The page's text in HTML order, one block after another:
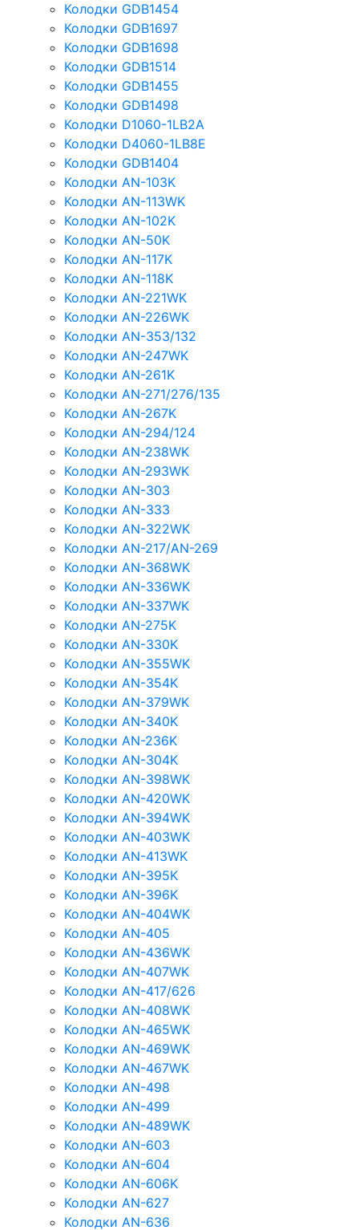
Колодки GDB1454
Колодки GDB1697
Колодки GDB1698
Колодки GDB1514
Колодки GDB1455
Колодки GDB1498
Колодки D1060-1LB2A
Колодки D4060-1LB8E
Колодки GDB1404
Колодки AN-103K
Колодки AN-113WK
Колодки AN-102K
Колодки AN-50K
Колодки AN-117K
Колодки AN-118K
Колодки AN-221WK
Колодки AN-226WK
Колодки AN-353/132
Колодки AN-247WK
Колодки AN-261K
Колодки AN-271/276/135
Колодки AN-267K
Колодки AN-294/124
Колодки AN-238WK
Колодки AN-293WK
Колодки AN-303
Колодки AN-333
Колодки AN-322WK
Колодки AN-217/AN-269
Колодки AN-368WK
Колодки AN-336WK
Колодки AN-337WK
Колодки AN-275K
Колодки AN-330K
Колодки AN-355WK
Колодки AN-354K
Колодки AN-379WK
Колодки AN-340K
Колодки AN-236K
Колодки AN-304K
Колодки AN-398WK
Колодки AN-420WK
Колодки AN-394WK
Колодки AN-403WK
Колодки AN-413WK
Колодки AN-395K
Колодки AN-396K
Колодки AN-404WK
Колодки AN-405
Колодки AN-436WK
Колодки AN-407WK
Колодки AN-417/626
Колодки AN-408WK
Колодки AN-465WK
Колодки AN-469WK
Колодки AN-467WK
Колодки AN-498
Колодки AN-499
Колодки AN-489WK
Колодки AN-603
Колодки AN-604
Колодки AN-606K
Колодки AN-627
Колодки AN-636